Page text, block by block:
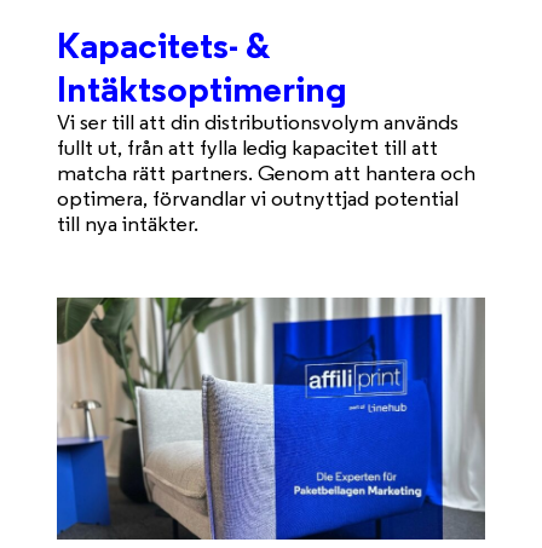
Kapacitets- &
Intäktsoptimering
Vi ser till att din distributionsvolym används
fullt ut, från att fylla ledig kapacitet till att
matcha rätt partners. Genom att hantera och
optimera, förvandlar vi outnyttjad potential
till nya intäkter.